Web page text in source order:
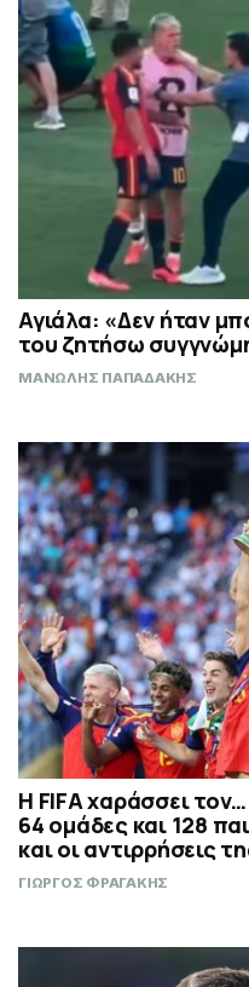
Αγιάλα: «Δεν ήταν
του ζητήσω
ΜΑΝΩΛΗΣ ΠΑΠΑΔΑΚΗΣ
Η FIFA χαράσσει
64 ομάδες και 128
και οι αντιρρήσεις
ΓΙΩΡΓΟΣ ΦΡΑΓΑΚΗΣ